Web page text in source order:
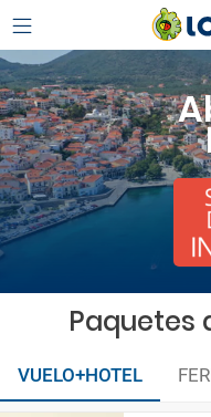
Paquetes
VUELO+HOTEL